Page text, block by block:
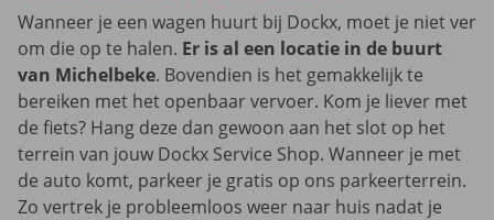
Wanneer je een wagen huurt bij Dockx, moet je niet ver
om die op te halen. Er is al een locatie in de buurt
van Michelbeke. Bovendien is het gemakkelijk te
bereiken met het openbaar vervoer. Kom je liever met
de fiets? Hang deze dan gewoon aan het slot op het
terrein van jouw Dockx Service Shop. Wanneer je met
de auto komt, parkeer je gratis op ons parkeerterrein.
Zo vertrek je probleemloos weer naar huis nadat je